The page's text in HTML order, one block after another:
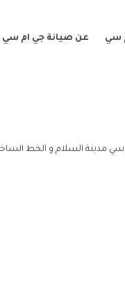
سي عن صيانة جي ام سي
مدينة السلام و الخط